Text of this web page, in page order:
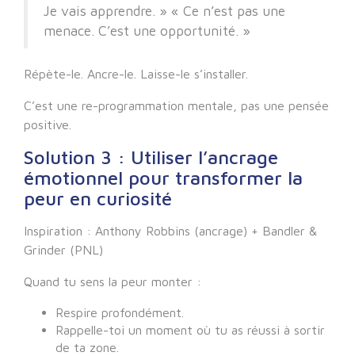
Je vais apprendre. » « Ce n’est pas une
menace. C’est une opportunité. »
Répète-le. Ancre-le. Laisse-le s’installer.
C’est une re-programmation mentale, pas une pensée
positive.
Solution 3 : Utiliser l’ancrage
émotionnel pour transformer la
peur en curiosité
Inspiration : Anthony Robbins (ancrage) + Bandler &
Grinder (PNL)
Quand tu sens la peur monter :
Respire profondément.
Rappelle-toi un moment où tu as réussi à sortir
de ta zone.